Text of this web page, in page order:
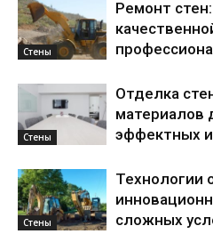
Стены
Ремонт
Стены
Отделка
материалов
эффектных
Стены
Технологии
сложных